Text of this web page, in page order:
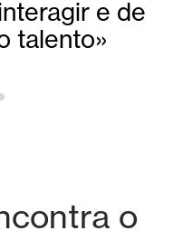
e de
talento»
o